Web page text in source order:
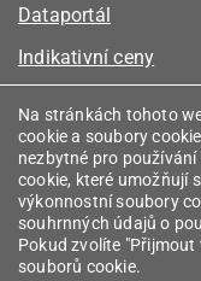
Dataportál
Indikativní ceny
Registr
Registr
Srovnávače
Vyhledávač licencí
Na stránkách tohoto
cookie a soubory
nezbytné pro
cookie, které umožňují
výkonnostní soubory
souhrnných údajů o
Pokud zvolíte "Přijmout
souborů cookie.